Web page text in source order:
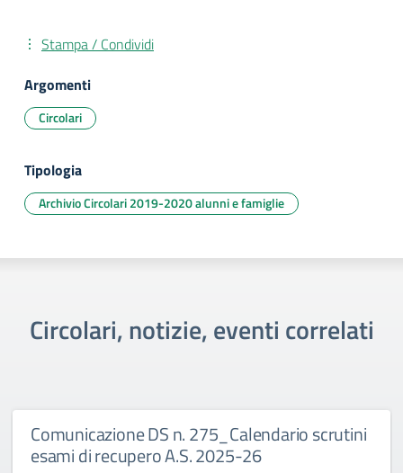
Stampa / Condividi
Argomenti
Circolari
Tipologia
Archivio Circolari 2019-2020 alunni e famiglie
Circolari, notizie, eventi correlati
Comunicazione DS n. 275_Calendario scrutini
esami di recupero A.S. 2025-26